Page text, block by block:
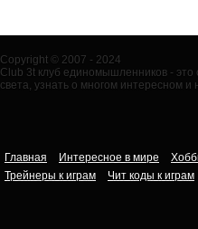
Copyright © 2007 - 2024
Club 3t клуб единомышленников -
света, узнать о многом интересном
Главная Интересное в мире
Трейнеры к играм
Чит коды к играм